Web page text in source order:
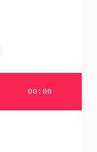
00:00